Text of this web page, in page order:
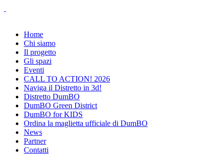
Home
Chi siamo
Il progetto
Gli spazi
Eventi
CALL TO ACTION! 2026
Naviga il Distretto in 3d!
Distretto DumBO
DumBO Green District
DumBO for KIDS
Ordina la maglietta ufficiale di DumBO
News
Partner
Contatti